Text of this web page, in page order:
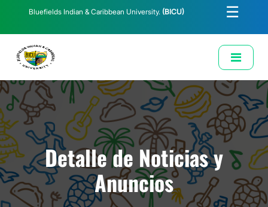
Bluefields Indian & Caribbean University. (BICU) ☰
Solicitud de Correo Institucional
Detalle de Noticias y
Anuncios